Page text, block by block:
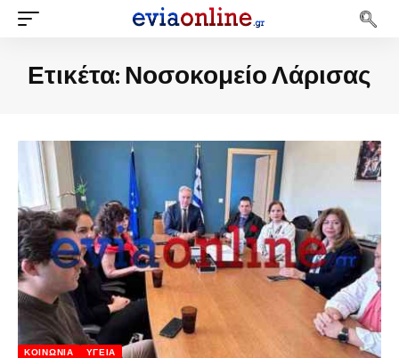
Ετικέτα: Νοσοκομείο Λάρισας
ΚΟΙΝΩΝΊΑ ΥΓΕΊΑ